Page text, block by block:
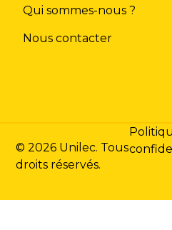
Qui sommes-nous ?
Nous contacter
© 2026 Unilec. Tous
droits réservés.